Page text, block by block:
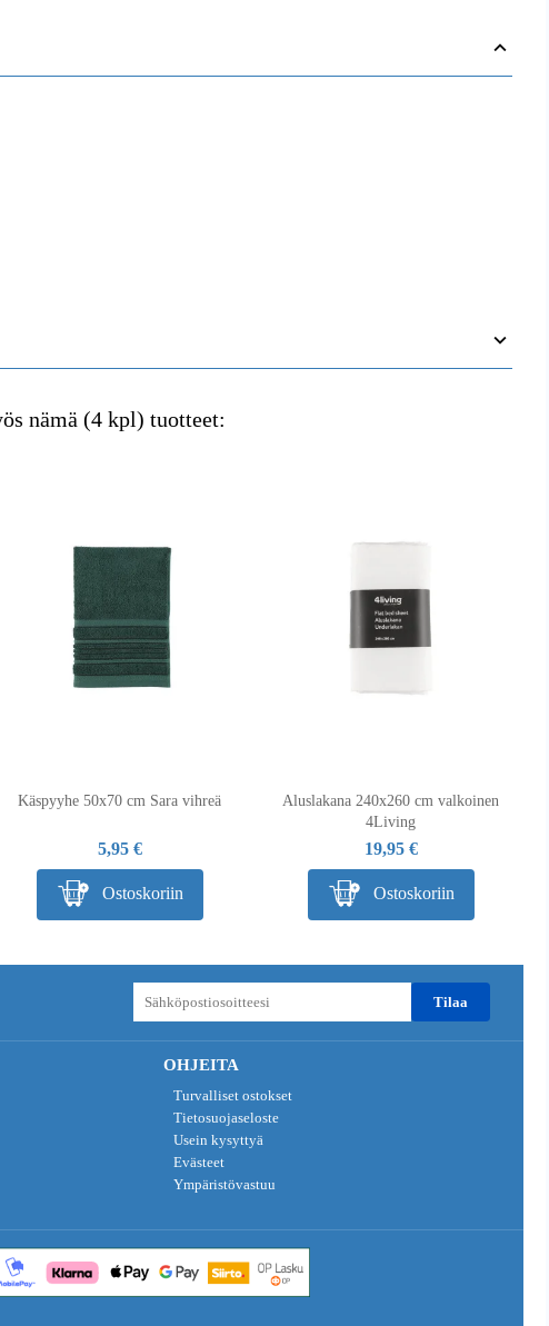
nämä (4 kpl) tuotteet:
Käspyyhe 50x70 cm Sara vihreä
5,95 €
Ostoskoriin
Aluslakana 240x260 cm valkoinen
4Living
19,95 €
Ostoskoriin
tilaa
OHJEITA
Turvalliset ostokset
Tietosuojaseloste
Usein kysyttyä
Evästeet
Ympäristövastuu